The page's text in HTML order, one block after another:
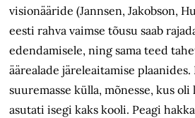
visionääride (Jannsen, Jakobson,
eesti rahva vaimse tõusu saab
edendamisele, ning sama teed
äärealade järeleaitamise plaanides.
suuremasse külla, mõnesse, kus oli
asutati isegi kaks kooli. Peagi